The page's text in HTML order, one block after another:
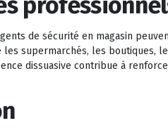
de sécurité en magasin
supermarchés, les boutiques,
dissuasive contribue à